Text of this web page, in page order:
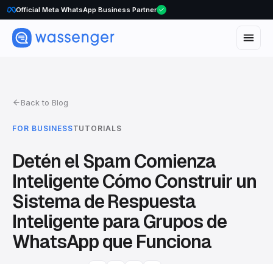
Official Meta WhatsApp Business Partner
WhatsApp Voice Calls are here
Back to Blog
FOR BUSINESSTUTORIALS
Detén el Spam Comienza
Inteligente Cómo Construir un
Sistema de Respuesta
Inteligente para Grupos de
WhatsApp que Funciona